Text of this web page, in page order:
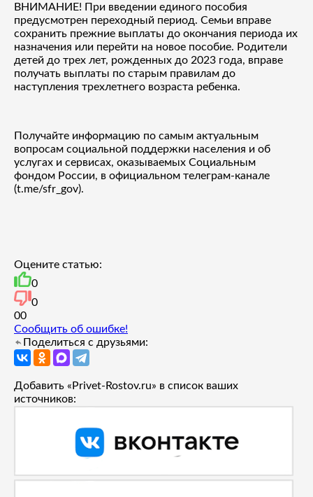
ВНИМАНИЕ! При введении единого пособия
предусмотрен переходный период. Семьи вправе
сохранить прежние выплаты до окончания периода их
назначения или перейти на новое пособие. Родители
детей до трех лет, рожденных до 2023 года, вправе
получать выплаты по старым правилам до
наступления трехлетнего возраста ребенка.
Получайте информацию по самым актуальным
вопросам социальной поддержки населения и об
услугах и сервисах, оказываемых Социальным
фондом России, в официальном телеграм-канале
(t.me/sfr_gov).
Оцените статью:
0
0
00
Сообщить об ошибке!
Поделиться с друзьями:
Добавить «Privet-Rostov.ru» в список ваших
источников: